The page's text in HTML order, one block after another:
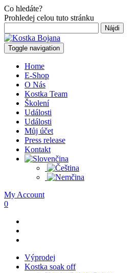
Co hledáte?
Prohledej celou tuto stránku
Toggle navigation
Home
E-Shop
O Nás
Kostka Team
Školení
Události
Události
Můj účet
Press release
Kontakt
My Account
0
Výprodej
Kostka soak off